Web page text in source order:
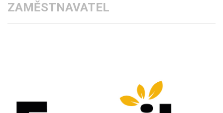
ZAMĚSTNAVATEL